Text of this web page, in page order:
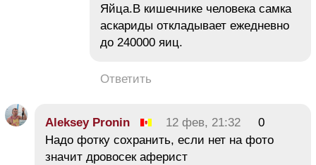
Яйца.В кишечнике человека самка
аскариды откладывает ежедневно
до 240000 яиц.
Ответить
Aleksey Pronin 12 фев, 21:32
0
Надо фотку сохранить, если нет на фото
значит дровосек аферист